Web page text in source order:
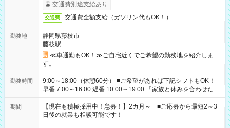
交通費別途支給あり
交通費 交通費全額支給（ガソリン代もOK！）
勤務地
静岡県藤枝市
藤枝駅
≪車通勤もOK！≫ご自宅近くでご希望の勤務地を紹介しま
す。
勤務時間
9:00～18:00（休憩60分） ■ご希望があれば下記シフトもOK！
早番 7:00～16:00 遅番 10:00～19:00 「家族と休みを合わせた
い」 「余裕を持って夕飯の準備がしたい」 「できれば残業はし
たくない」 など、ご希望を教えてくださいね。 ※Wワーク希望
の方へ 今ご覧のお仕事で希望する勤務時間と、もう1つのお仕事
の勤務時間。 合計で週40時間を超える場合は応募できません。
期間
【現在も積極採用中！急募！】2カ月～ ■ご応募から最短2～3
日後の就業も相談可能です！